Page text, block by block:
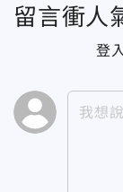
留言衝人
登